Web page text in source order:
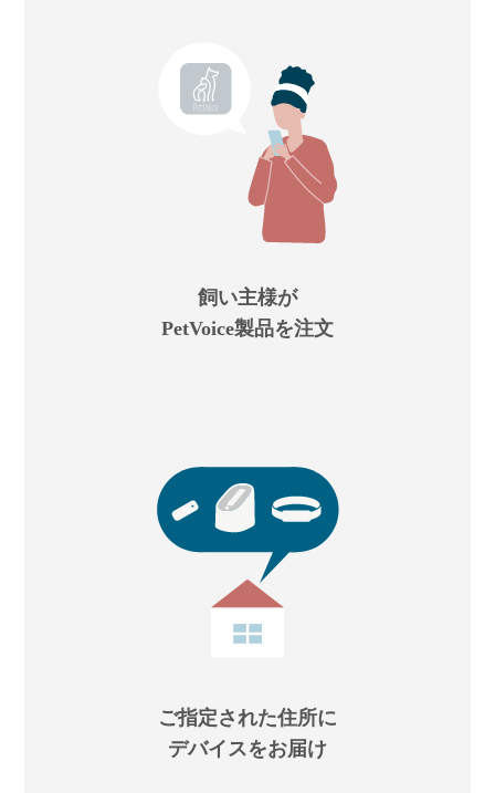
飼い主様が
PetVoice製品を注文
ご指定された住所に
デバイスをお届け